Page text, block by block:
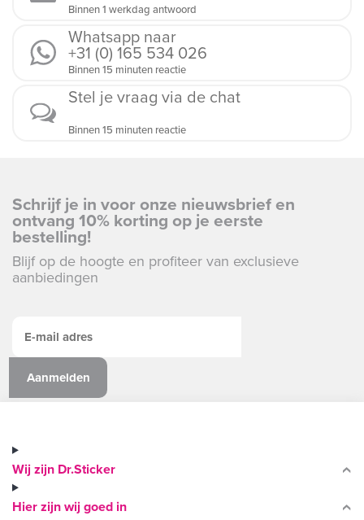
Binnen 1 werkdag antwoord
Whatsapp naar
+31 (0) 165 534 026
Binnen 15 minuten reactie
Stel je vraag via de chat
Binnen 15 minuten reactie
Schrijf je in voor onze nieuwsbrief en
ontvang 10% korting op je eerste
bestelling!
Blijf op de hoogte en profiteer van exclusieve
aanbiedingen
Wij zijn Dr.Sticker
Hier zijn wij goed in